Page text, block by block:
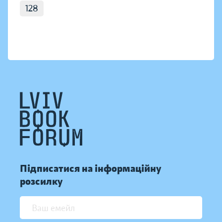
128
Підписатися на інформаційну
розсилку